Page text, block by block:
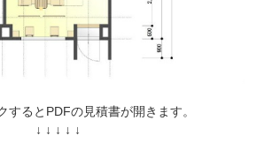
するとPDFの見積書が開きます。
↓ ↓ ↓ ↓ ↓